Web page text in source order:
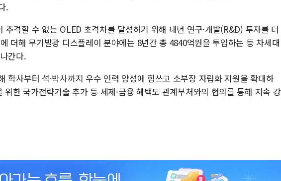
.
추격할 수 없는 OLED 초격차를 달성하기 위해 내년 연구·개발(R&D) 투자를 더
더해 무기발광 디스플레이 분야에는 8년간 총 4840억원을 투입하는 등 차세대
간다.
학사부터 석·박사까지 우수 인력 양성에 힘쓰고 소부장 자립화 지원을 확대하
위한 국가전략기술 추가 등 세제·금융 혜택도 관계부처와의 협의를 통해 지속 강